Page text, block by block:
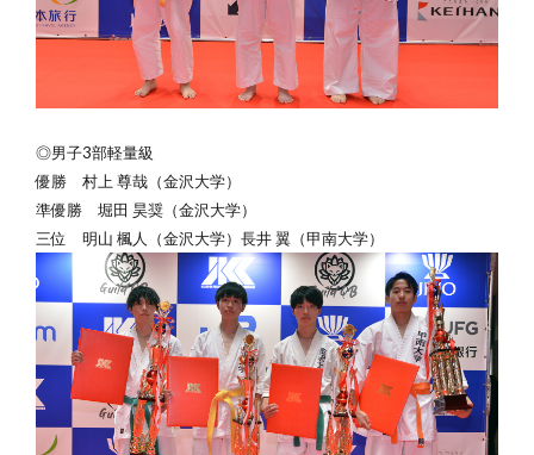
◎男子3部軽量級
優勝 村上 尊哉（金沢大学）
準優勝 堀田 昊奨（金沢大学）
三位 明山 楓人（金沢大学）長井 翼（甲南大学）